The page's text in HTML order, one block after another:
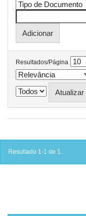
Resultados/Página
Resultado 1-1 de 1.